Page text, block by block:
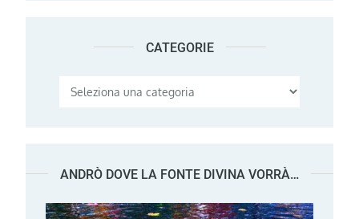
CATEGORIE
Categorie
ANDRÒ DOVE LA FONTE DIVINA VORRÀ…